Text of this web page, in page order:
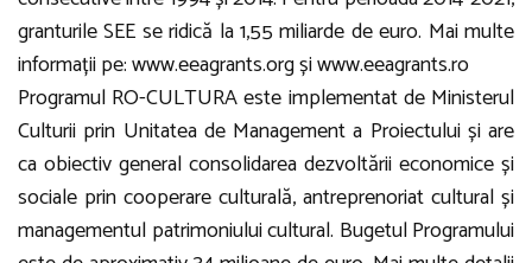
granturile SEE se ridică la 1,55 miliarde de euro. Mai multe
informații pe:www.eeagrants.orgșiwww.eeagrants.ro
Programul RO-CULTURA este implementat de Ministerul
Culturii prin Unitatea de Management a Proiectului și are
ca obiectiv general consolidarea dezvoltării economice și
sociale prin cooperare culturală, antreprenoriat cultural și
managementul patrimoniului cultural. Bugetul Programului